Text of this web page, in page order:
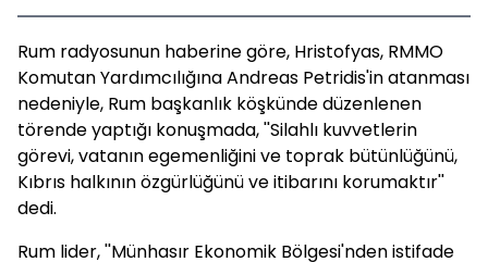
Rum radyosunun haberine göre, Hristofyas, RMMO
Komutan Yardımcılığına Andreas Petridis'in atanması
nedeniyle, Rum başkanlık köşkünde düzenlenen
törende yaptığı konuşmada, ''Silahlı kuvvetlerin
görevi, vatanın egemenliğini ve toprak bütünlüğünü,
Kıbrıs halkının özgürlüğünü ve itibarını korumaktır''
dedi.
Rum lider, ''Münhasır Ekonomik Bölgesi'nden istifade